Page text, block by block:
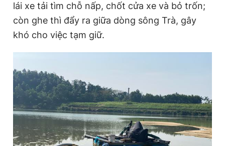
lái xe tải tìm chỗ nấp, chốt cửa xe và bỏ trốn;
còn ghe thì đẩy ra giữa dòng sông Trà, gây
khó cho việc tạm giữ.